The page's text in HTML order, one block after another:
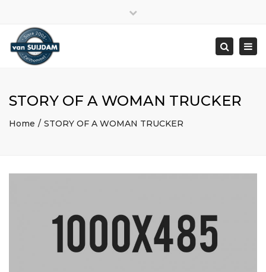
STORY OF A WOMAN TRUCKER
Home STORY OF A WOMAN TRUCKER